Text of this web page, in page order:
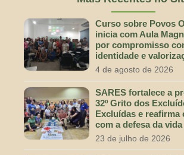
Curso sobre Povos
inicia com Aula
por compromisso
identidade e
4 de agosto de 2026
SARES fortalece a
32º Grito dos
Excluídas e reafirma
com a defesa da
23 de julho de 2026